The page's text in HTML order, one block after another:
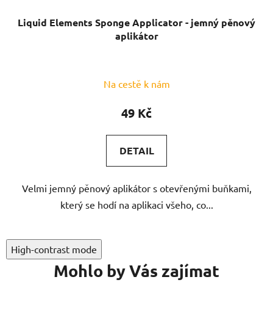
Liquid Elements Sponge Applicator - jemný pěnový
aplikátor
Na cestě k nám
49 Kč
DETAIL
Velmi jemný pěnový aplikátor s otevřenými buňkami,
který se hodí na aplikaci všeho, co...
High-contrast mode
Mohlo by Vás zajímat